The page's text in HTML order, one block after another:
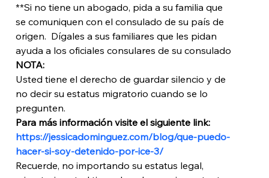
**Si no tiene un abogado, pida a su familia que
se comuniquen con el consulado de su país de
origen.  Dígales a sus familiares que les pidan
ayuda a los oficiales consulares de su consulado
NOTA:
Usted tiene el derecho de guardar silencio y de
no decir su estatus migratorio cuando se lo
pregunten.
Para más información visite el siguiente link:
https://jessicadominguez.com/blog/que-puedo-
hacer-si-soy-detenido-por-ice-3/
Recuerde, no importando su estatus legal,